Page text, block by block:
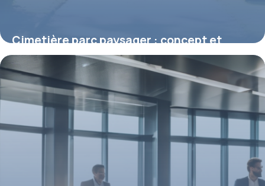
Cimetière parc paysager : concept et
avantages
2 mai 2026